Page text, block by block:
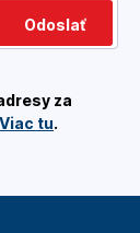
Odoslať
za
Viac tu.